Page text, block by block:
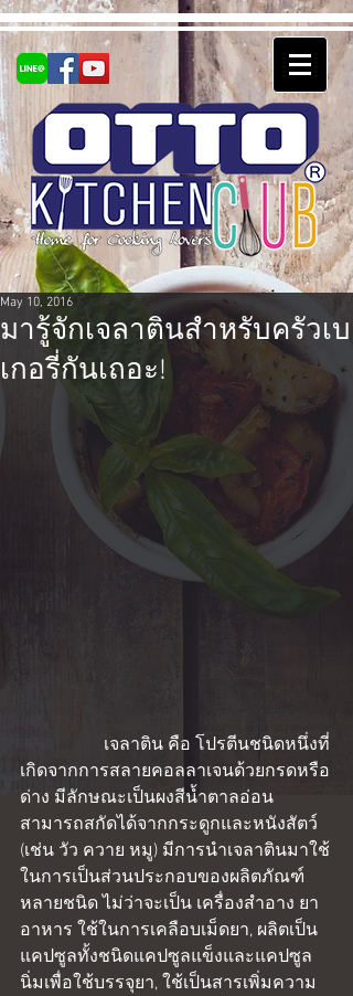
มารู้จักเจลาตินสำหรับครัวเบ
เกอรี่กันเถอะ!
May 10, 2016
เกิดจากการสลายคอลลาเจนด้วยกรดหรือ
ด่าง มีลักษณะเป็นผงสีน้ำตาลอ่อน
สามารถสกัดได้จากกระดูกและหนังสัตว์
(เช่น วัว ควาย หมู) มีการนำเจลาตินมาใช้
ในการเป็นส่วนประกอบของผลิตภัณฑ์
หลายชนิด ไม่ว่าจะเป็น เครื่องสำอาง ยา
อาหาร ใช้ในการเคลือบเม็ดยา, ผลิตเป็น
แคปซูลทั้งชนิดแคปซูลแข็งและแคปซูล
นิ่มเพื่อใช้บรรจุยา, ใช้เป็นสารเพิ่มความ